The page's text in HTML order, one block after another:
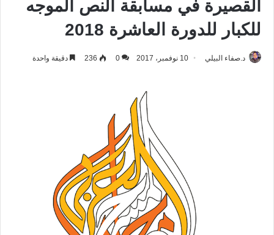
القصيرة في مسابقة النص الموجه
للكبار للدورة العاشرة 2018
د.صفاء البيلي 10 نوفمبر، 2017 0
236 دقيقة واحدة